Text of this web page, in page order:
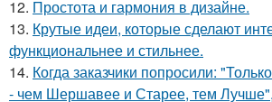
12. Простота и гармония в дизайне.
13. Крутые идеи, которые сделают
функциональнее и стильнее.
14. Когда заказчики попросили:
- чем Шершавее и Старее, тем Лучше",